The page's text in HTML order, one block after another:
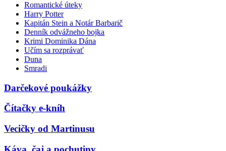
Romantické úteky
Harry Potter
Kapitán Stein a Notár Barbarič
Denník odvážneho bojka
Krimi Dominika Dána
Učím sa rozprávať
Duna
Smradi
Darčekové poukážky
Čítačky e-kníh
Vecičky od Martinusu